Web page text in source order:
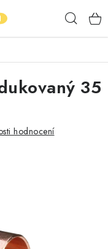
35
hodnocení